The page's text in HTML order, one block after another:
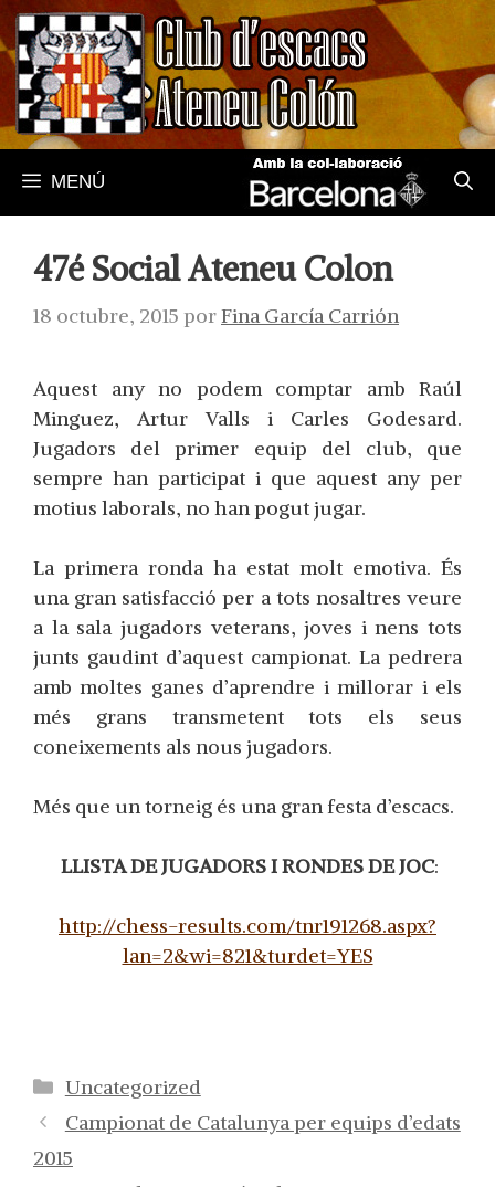
Saltar
al
contenido
MENÚ
47é Social Ateneu Colon
18 octubre, 2015 porFina García Carrión
Aquest any no podem comptar
amb Raúl
Minguez, Artur Valls i Carles Godesard.
Jugadors del primer equip del club, que
sempre han participat i que aquest any per
motius laborals, no han pogut jugar.
La primera ronda ha estat molt emotiva. És
una gran satisfacció per a tots nosaltres veure
a la sala jugadors veterans, joves inens tots
junts gaudint d’aquest campionat. La pedrera
amb moltes ganes d’aprendre i millorar i els
més grans transmetent tots els seus
coneixements als nous jugadors.
Més que un torneig és una granfesta d’escacs.
LLISTADE JUGADORSIRONDESDE JOC:
http://chess-results.com/tnr191268.aspx?
lan=2&wi=821&turdet=YES
Categorías
Uncategorized
Campionat de Catalunya per equips d’edats
2015